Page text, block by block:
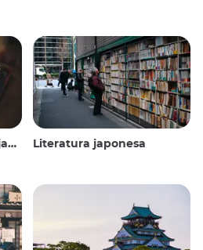
Literatura japonesa